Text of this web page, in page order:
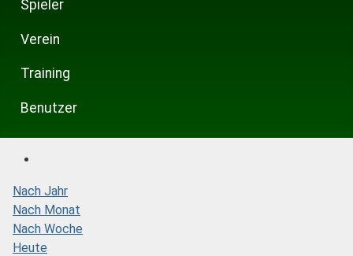
Spieler
Verein
Training
Benutzer
Nach Jahr
Nach Monat
Nach Woche
Heute